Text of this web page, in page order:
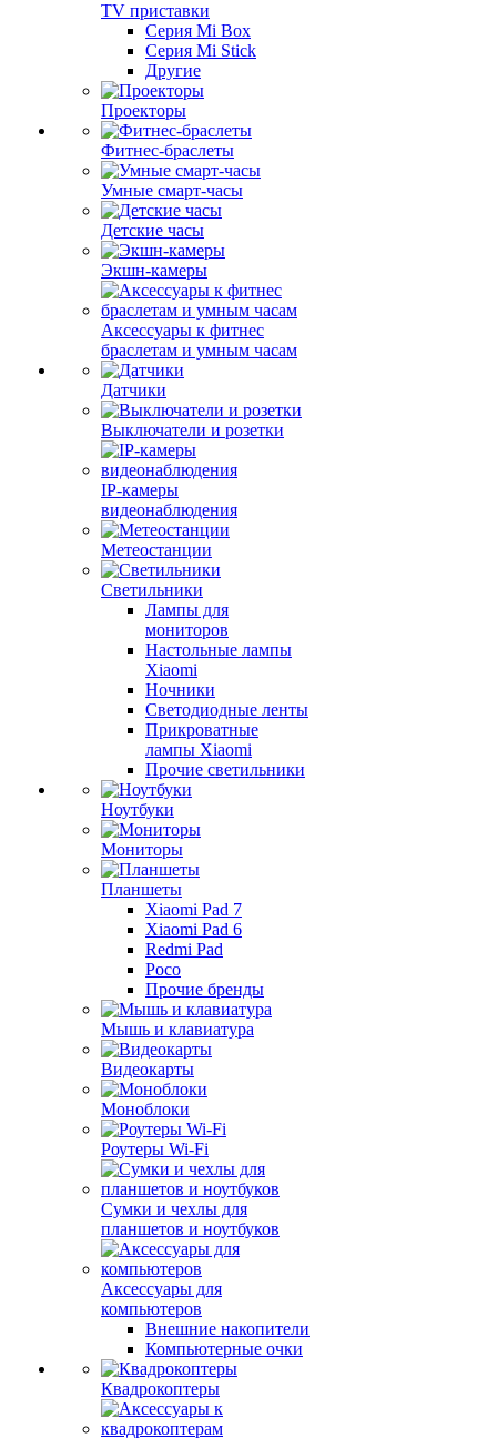
TV приставки
Серия Mi Box
Серия Mi Stick
Другие
Проекторы
Фитнес-браслеты
Умные смарт-часы
Детские часы
Экшн-камеры
Аксессуары к фитнес
браслетам и умным часам
Датчики
Выключатели и розетки
IP-камеры
видеонаблюдения
Метеостанции
Светильники
Лампы для
мониторов
Настольные лампы
Xiaomi
Ночники
Светодиодные ленты
Прикроватные
лампы Xiaomi
Прочие светильники
Ноутбуки
Мониторы
Планшеты
Xiaomi Pad 7
Xiaomi Pad 6
Redmi Pad
Poco
Прочие бренды
Мышь и клавиатура
Видеокарты
Моноблоки
Роутеры Wi-Fi
Сумки и чехлы для
планшетов и ноутбуков
Аксессуары для
компьютеров
Внешние накопители
Компьютерные очки
Квадрокоптеры